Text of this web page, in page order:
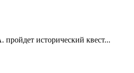
исторический квест...